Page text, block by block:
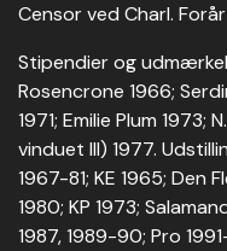
Censor ved Charl. Forår
Stipendier og
Rosencrone 1966;
1971; Emilie Plum 1973;
vinduet III) 1977.
1967-81; KE 1965; Den
1980; KP 1973;
1987, 1989-90; Pro